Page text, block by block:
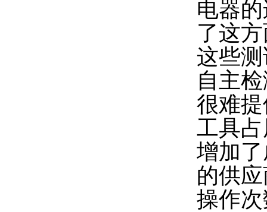
电器
了这
这些
自主
很难
工具
增加
的供
操作